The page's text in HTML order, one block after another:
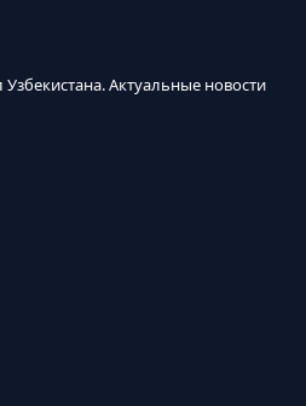
Актуальные новости